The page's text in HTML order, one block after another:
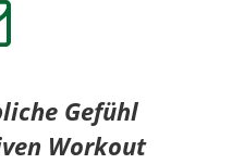
Gefühl
Workout